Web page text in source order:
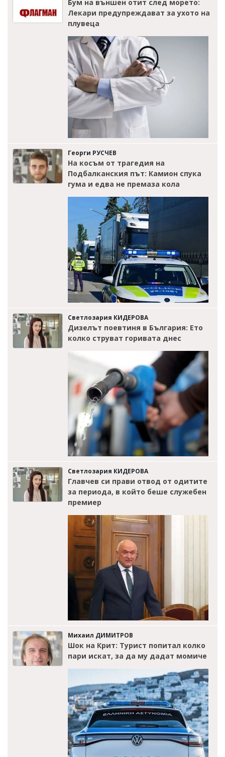
Бум на външен отит след морето:
Лекари предупреждават за ухото на
плувеца
Георги РУСЧЕВ
На косъм от трагедия на
Подбалканския път: Камион спука
гума и едва не премаза кола
Светлозария КИДЕРОВА
Дизелът поевтиня в България: Ето
колко струват горивата днес
Светлозария КИДЕРОВА
Главчев си прави отвод от одитите
за периода, в който беше служебен
премиер
Михаил ДИМИТРОВ
Шок на Крит: Турист попитал колко
пари искат, за да му дадат момиче